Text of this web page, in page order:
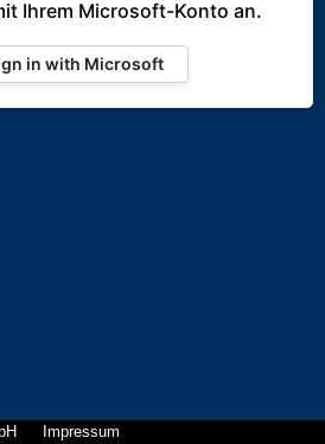
Ihrem Microsoft-Konto an.
in with Microsoft
Impressum